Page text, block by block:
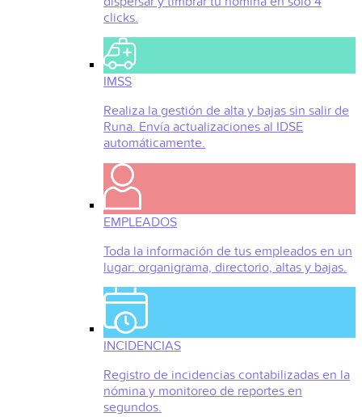
clicks.
IMSS
Realiza la gestión de alta y bajas sin salir de
Runa. Envía actualizaciones al IDSE
automáticamente.
EMPLEADOS
Toda la información de tus empleados en un
lugar: organigrama, directorio, altas y bajas.
INCIDENCIAS
Registro de incidencias contabilizadas en la
nómina y monitoreo de reportes en
segundos.